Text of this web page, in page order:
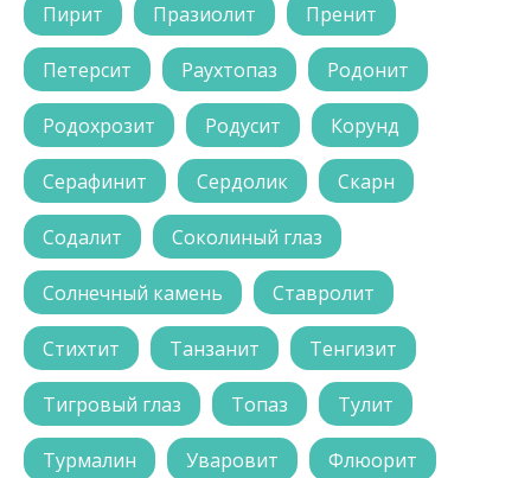
Пирит Празиолит Пренит
Петерсит Раухтопаз Родонит
Родохрозит Родусит Корунд
Серафинит Сердолик Скарн
Содалит Соколиный глаз
Солнечный камень Ставролит
Стихтит Танзанит Тенгизит
Тигровый глаз Топаз Тулит
Турмалин Уваровит Флюорит